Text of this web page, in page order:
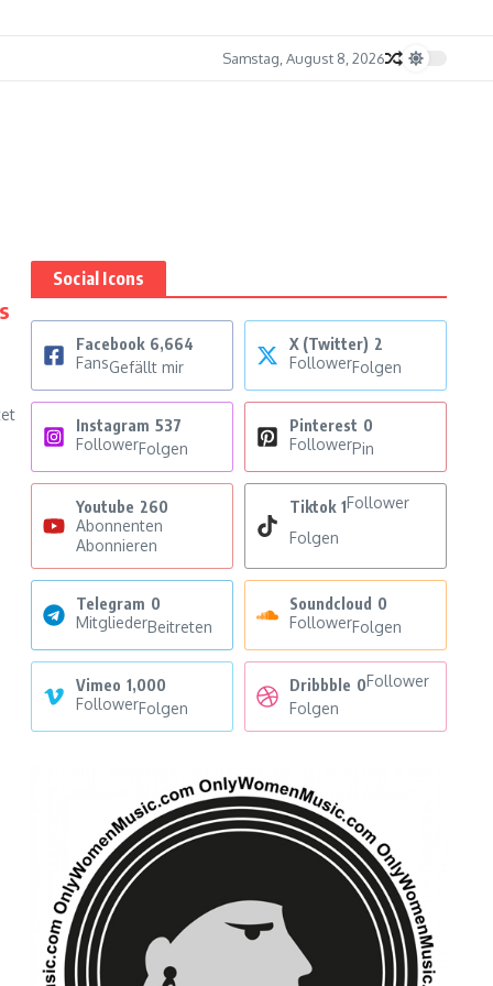
Samstag, August 8, 2026
Social Icons
Facebook 6,664
FansGefällt mir
X (Twitter) 2
FollowerFolgen
Instagram 537
FollowerFolgen
Pinterest 0
FollowerPin
Youtube 260
Abonnenten
Abonnieren
Tiktok 1Follower
Folgen
Telegram 0
MitgliederBeitreten
Soundcloud 0
FollowerFolgen
Vimeo 1,000
FollowerFolgen
Dribbble 0Follower
Folgen